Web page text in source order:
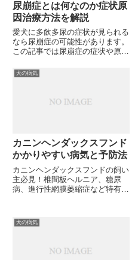
尿崩症とは何なのか症状原
因治療方法を解説
愛犬に多飲多尿の症状が見られる
なら尿崩症の可能性があります。
この記事では尿崩症の症状や原
します。あなたの愛犬は大丈夫で
すか？
犬の病気
カニンヘンダックスフンド
かかりやすい病気と予防法
カニンヘンダックスフンドの飼い
主必見！椎間板ヘルニア、糖尿
病、進行性網膜萎縮症など特有の
ですか？
犬の病気